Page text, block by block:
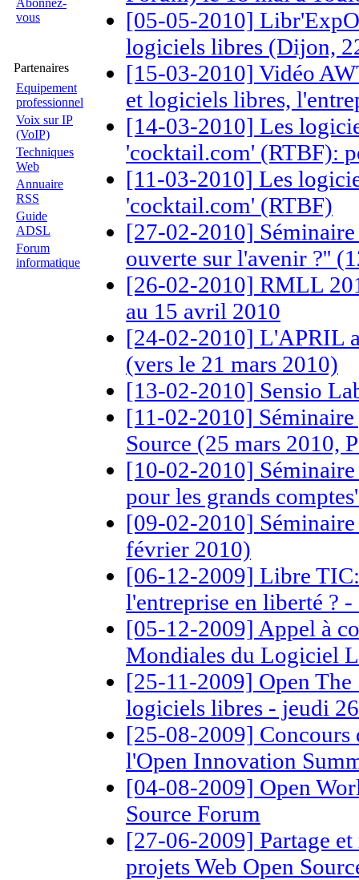
Abonnez-
vous
Partenaires
Equipement
professionnel
Voix sur IP
(VoIP)
Techniques
Web
Annuaire
RSS
Guide
ADSL
Forum
informatique
[05-05-2010]
logiciels libres (Dijon,
[15-03-2010] Vidéo
et logiciels libres,
[14-03-2010] Les
'cocktail.com' (RTBF):
[11-03-2010] Les
'cocktail.com' (RTBF)
[27-02-2010]
ouverte sur l'avenir ?''
[26-02-2010] RMLL
au 15 avril 2010
[24-02-2010] L'APRIL
(vers le 21 mars 2010)
[13-02-2010] Sensio
[11-02-2010]
Source (25 mars 2010,
[10-02-2010]
pour les grands
[09-02-2010]
février 2010)
[06-12-2009] Libre
l'entreprise en liberté ?
[05-12-2009] Appel à
Mondiales du Logiciel
[25-11-2009] Open The
logiciels libres - jeudi
[25-08-2009] Concours
l'Open Innovation
[04-08-2009] Open
Source Forum
[27-06-2009] Partage
projets Web Open